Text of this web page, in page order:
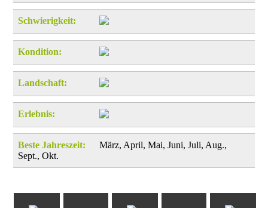
Schwierigkeit:
Kondition:
Landschaft:
Erlebnis:
Beste Jahreszeit:
März, April, Mai, Juni, Juli, Aug.,
Sept., Okt.